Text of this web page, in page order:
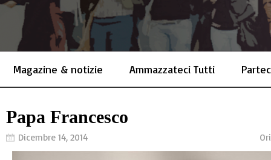
Magazine & notizie Ammazzateci Tutti
Papa Francesco
Dicembre 14, 2014